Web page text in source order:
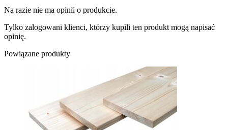
Na razie nie ma opinii o produkcie.
Tylko zalogowani klienci, którzy kupili ten produkt mogą napisać
opinię.
Powiązane produkty